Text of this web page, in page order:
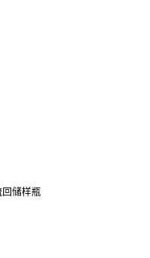
回储样瓶